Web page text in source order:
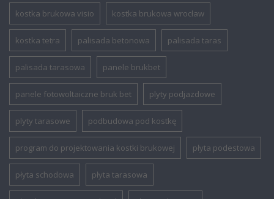
kostka brukowa visio kostka brukowa wrocław
kostka tetra palisada betonowa palisada taras
palisada tarasowa panele brukbet
panele fotowoltaiczne bruk bet plyty podjazdowe
plyty tarasowe podbudowa pod kostkę
program do projektowania kostki brukowej płyta podestowa
płyta schodowa płyta tarasowa